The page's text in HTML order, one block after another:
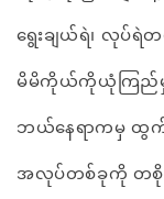
ရွေးချယ်ရဲ၊ လုပ်ရဲ
မိမိကိုယ်ကိုယုံကြည်မှု
ဘယ်နေရာကမှ ထွ
အလုပ်တစ်ခုကို တ